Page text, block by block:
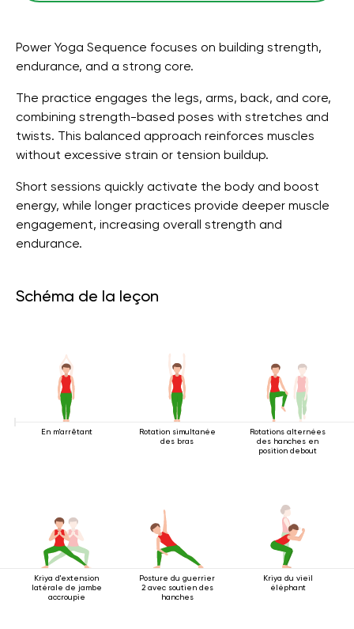
Power Yoga Sequence focuses on building strength,
endurance, and a strong core.
The practice engages the legs, arms, back, and core,
combining strength-based poses with stretches and
twists. This balanced approach reinforces muscles
without excessive strain or tension buildup.
Short sessions quickly activate the body and boost
energy, while longer practices provide deeper muscle
engagement, increasing overall strength and
endurance.
Schéma de la leçon
En m'arrêtant
Rotation simultanée
des bras
Rotations alternées
des hanches en
position debout
Kriya d'extension
latérale de jambe
accroupie
Posture du guerrier
2 avec soutien des
hanches
Kriya du vieil
éléphant